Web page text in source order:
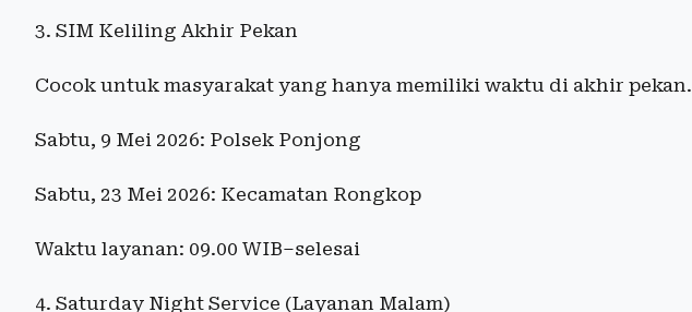
3. SIM Keliling Akhir Pekan
Cocok untuk masyarakat yang hanya memiliki waktu di akhir pekan.
Sabtu, 9 Mei 2026: Polsek Ponjong
Sabtu, 23 Mei 2026: Kecamatan Rongkop
Waktu layanan: 09.00 WIB–selesai
4. Saturday Night Service (Layanan Malam)